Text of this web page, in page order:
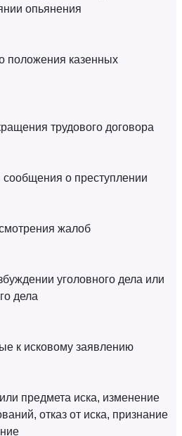
опьянения
положения казенных
трудового договора
о преступлении
жалоб
уголовного дела или
дела
к исковому заявлению
предмета иска, изменение
отказ от иска, признание